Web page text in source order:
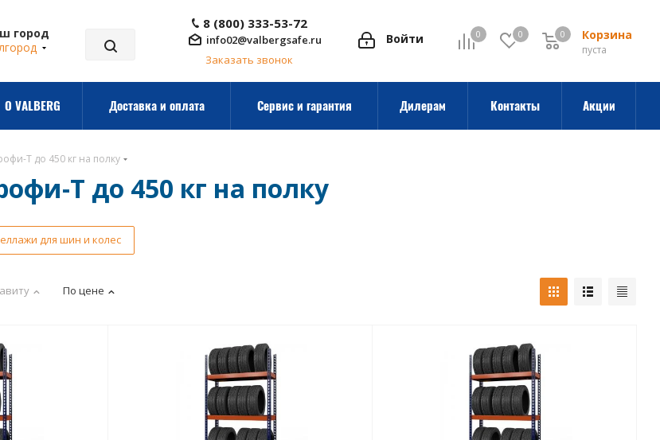
город
0 0 Корзина
0
пуста
0
Войти
8 (800) 333-53-72
info02@valbergsafe.ru
Заказать звонок
О VALBERG Доставка и оплата Сервис и гарантия Дилерам Контакты Акции
Т до 450 кг на полку
Т до 450 кг на полку
для шин и колес
По цене